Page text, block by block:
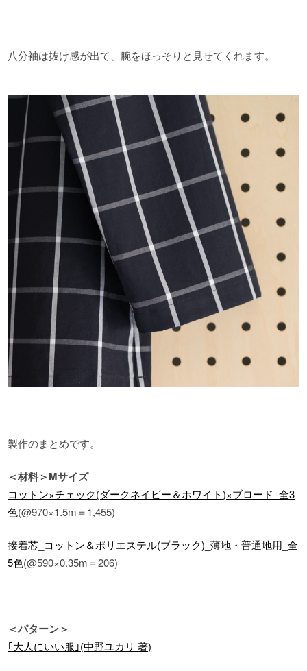
八分袖は抜け感が出て、腕をほっそりと見せてくれます。
製作のまとめです。
＜材料＞Mサイズ
コットン×チェック(ダークネイビー＆ホワイト)×ブロード_全3
色(@970×1.5m＝1,455)
接着芯_コットン＆ポリエステル(ブラック)_薄地 ・普通地用_全
5色(@590×0.35m＝206)
＜パターン＞
｢大人にいい服｣(中野ユカリ 著)